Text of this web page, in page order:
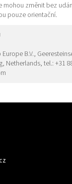
mohou změnit bez
pouze orientační.
B.V.,
Netherlands, tel.: +31